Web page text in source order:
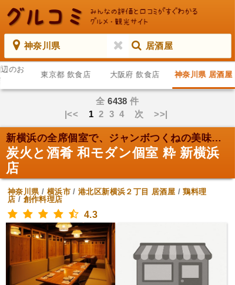
神奈川県 居酒屋
のお
東京都 飲食店 大阪府 飲食店 神奈川県 居酒屋
全6438 件
|<< 12 3 4 次 >>|
新横浜の全席個室で、ジャンボつくねの美味しさ満喫！
炭火と酒肴 和モダン個室 粋 新横浜
店
神奈川県/ 横浜市/港北区新横浜２丁目 居酒屋 /鶏料理
店 / 創作料理店
4.3